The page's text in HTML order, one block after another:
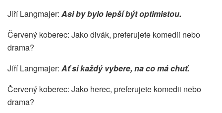
Jiří Langmajer: Asi by bylo lepší být optimistou.
Červený koberec: Jako divák, preferujete komedii nebo
drama?
Jiří Langmajer: Ať si každý vybere, na co má chuť.
Červený koberec: Jako herec, preferujete komedii nebo
drama?